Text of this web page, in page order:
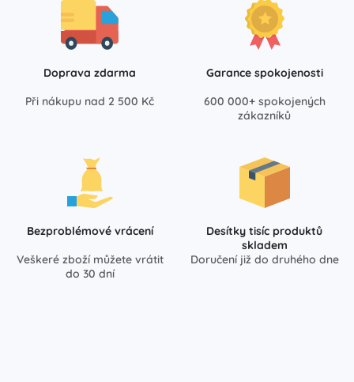
Doprava zdarma
Při nákupu nad 2 500 Kč
Garance spokojenosti
600 000+ spokojených
zákazníků
Bezproblémové vrácení
Veškeré zboží můžete vrátit
do 30 dní
Desítky tisíc produktů
skladem
Doručení již do druhého dne